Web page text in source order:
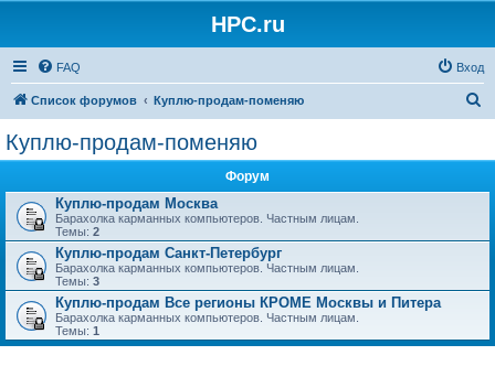
HPC.ru
FAQ Вход
Список форумов Куплю-продам-поменяю
Куплю-продам-поменяю
Форум
Куплю-продам Москва
Барахолка карманных компьютеров. Частным лицам.
Темы: 2
Куплю-продам Санкт-Петербург
Барахолка карманных компьютеров. Частным лицам.
Темы: 3
Куплю-продам Все регионы КРОМЕ Москвы и Питера
Барахолка карманных компьютеров. Частным лицам.
Темы: 1